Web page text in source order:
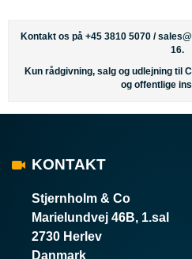
Kontakt os på +45 3810 5070 /
16.
Kun rådgivning, salg og udlejning til
og offentlige
KONTAKT
Stjernholm & Co
Marielundvej 46B, 1.sal
2730 Herlev
Danmark